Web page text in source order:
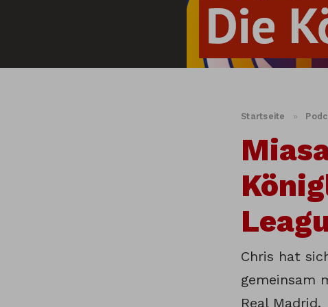
Startseite »
Chris hat
gemeinsam
Real Madrid.